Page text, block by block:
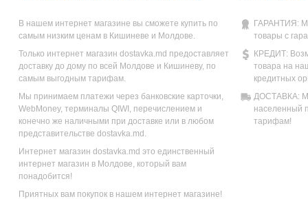
В нашем интернет магазине вы сможете купить по
самым низким ценам в Кишиневе и Молдове.
Только интернет магазин dostavka.md предоставляет
доставку до дому по всей Молдове и Кишиневу, по
самым выгодным тарифам.
Мы принимаем платежи через банковские карточки,
WebMoney, терминалы QIWI, перечислением и
конечно же наличными при доставке или в любом
представительстве dostavka.md.
Интернет магазин dostavka.md это единственный
интернет магазин в Молдове, который вам
понадобится!
Приятных вам покупок в нашем интернет магазине!
ГАРАНТИЯ:
товары с
КРЕДИТ:
товара на
кредитных
ДОСТАВКА:
населенный
тарифам!